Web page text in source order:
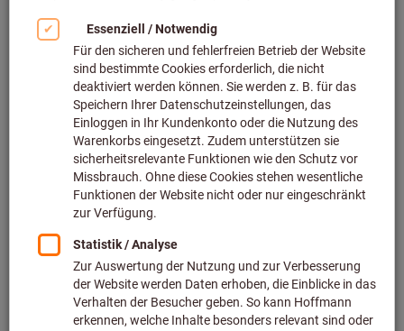
Bild zum Vergrößern anklicken